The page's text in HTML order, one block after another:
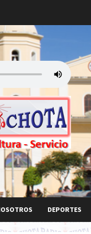
DEPORTES